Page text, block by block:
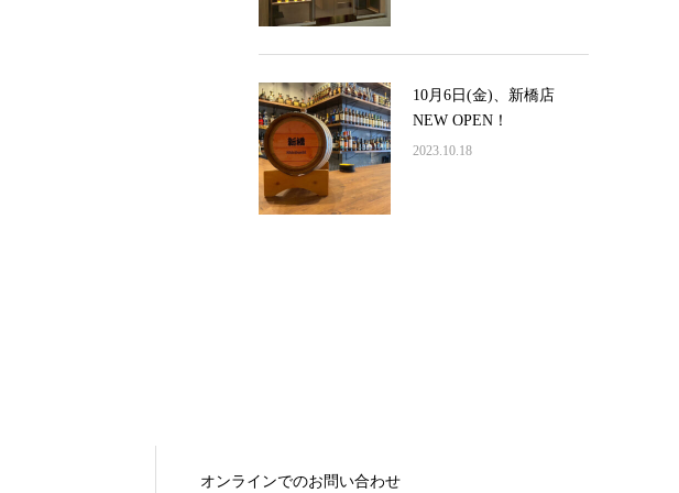
10月6日(金)、新橋店
NEW OPEN！
2023.10.18
オンラインでのお問い合わせ